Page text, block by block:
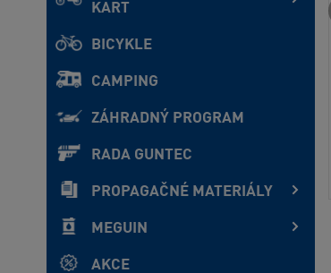
KART
BICYKLE
CAMPING
ZÁHRADNÝ PROGRAM
RADA GUNTEC
PROPAGAČNÉ MATERIÁLY
MEGUIN
AKCE